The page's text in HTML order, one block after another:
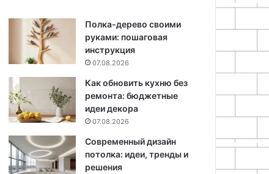
Полка-дерево своими
руками: пошаговая
инструкция
07.08.2026
Как обновить кухню без
ремонта: бюджетные
идеи декора
07.08.2026
Современный дизайн
потолка: идеи, тренды и
решения